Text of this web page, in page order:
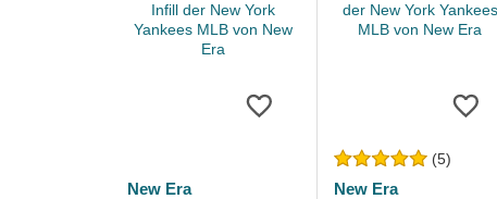
New Era
(5)
New Era